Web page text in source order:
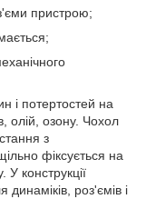
пристрою;
і потертостей на
олій, озону. Чохол
з
фіксується на
конструкції
динаміків, роз'ємів і